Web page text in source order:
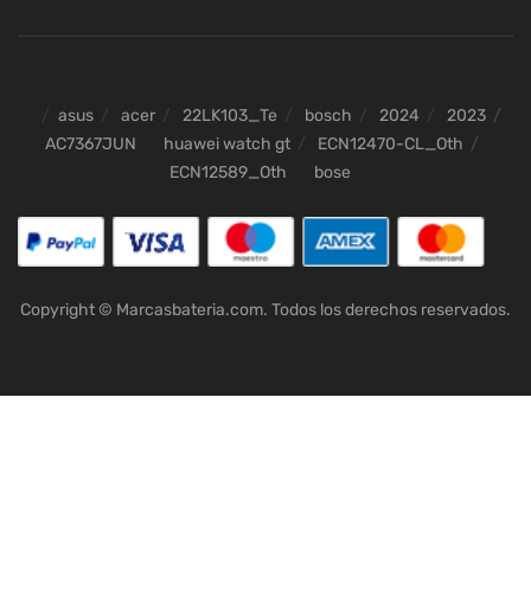
asus acer 22LK103_Te bosch 2024
2023
AC7367JUN
huawei watch gt
ECN12470-CL_Oth
ECN12589_Oth
bose
Copyright © Marcasbateria.com. Todos los derechos reservados.